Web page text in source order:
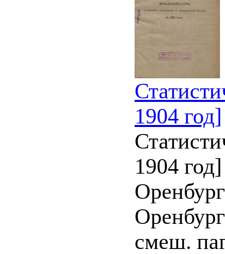
1904 год]
1904 год]
смеш.